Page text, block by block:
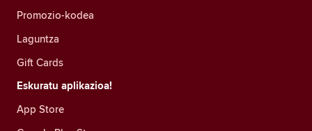
Promozio-kodea
Laguntza
Gift Cards
Eskuratu aplikazioa!
App Store